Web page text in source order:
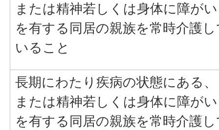
または精神若しくは身体に障がい
を有する同居の親族を常時介護
いること
長期にわたり疾病の状態にある、
または精神若しくは身体に障がい
を有する同居の親族を常時介護